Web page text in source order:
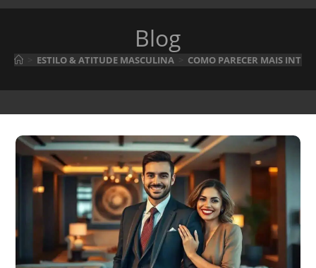
Blog
ESTILO & ATITUDE MASCULINA COMO PARECER MAIS